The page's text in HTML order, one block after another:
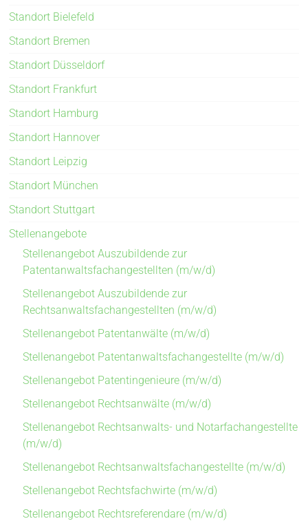
Standort Bielefeld
Standort Bremen
Standort Düsseldorf
Standort Frankfurt
Standort Hamburg
Standort Hannover
Standort Leipzig
Standort München
Standort Stuttgart
Stellenangebote
Stellenangebot Auszubildende zur
Patentanwaltsfachangestellten (m/w/d)
Stellenangebot Auszubildende zur
Rechtsanwaltsfachangestellten (m/w/d)
Stellenangebot Patentanwälte (m/w/d)
Stellenangebot Patentanwaltsfachangestellte (m/w/d)
Stellenangebot Patentingenieure (m/w/d)
Stellenangebot Rechtsanwälte (m/w/d)
Stellenangebot Rechtsanwalts- und Notarfachangestellte
(m/w/d)
Stellenangebot Rechtsanwaltsfachangestellte (m/w/d)
Stellenangebot Rechtsfachwirte (m/w/d)
Stellenangebot Rechtsreferendare (m/w/d)